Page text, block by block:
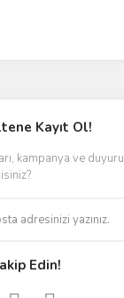
Kayıt Ol!
kampanya ve
Edin!